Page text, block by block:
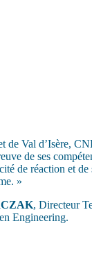
de Val d’Isère,
de ses
de réaction et de
»
, Directeur
Engineering.